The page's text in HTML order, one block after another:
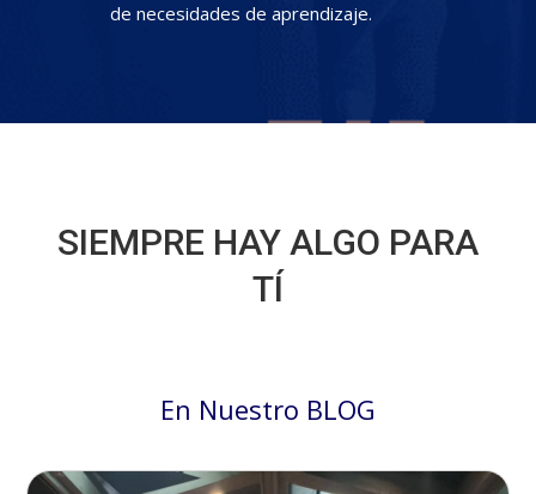
de necesidades de aprendizaje.
SIEMPRE HAY ALGO PARA
TÍ
En Nuestro BLOG